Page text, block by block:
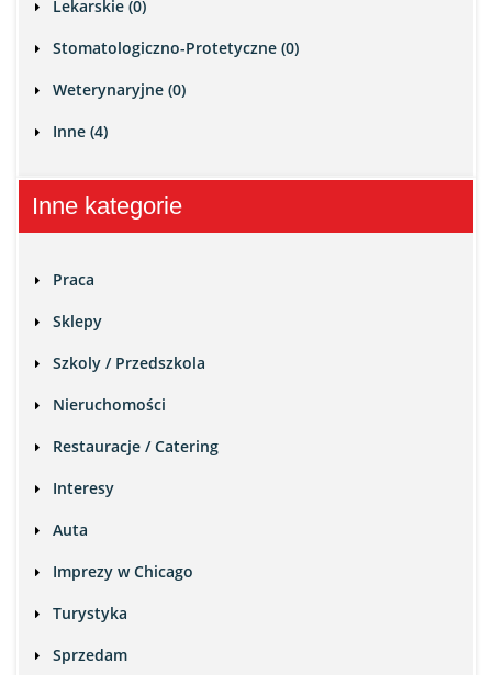
Lekarskie (0)
Stomatologiczno-Protetyczne (0)
Weterynaryjne (0)
Inne (4)
Inne kategorie
Praca
Sklepy
Szkoly / Przedszkola
Nieruchomości
Restauracje / Catering
Interesy
Auta
Imprezy w Chicago
Turystyka
Sprzedam